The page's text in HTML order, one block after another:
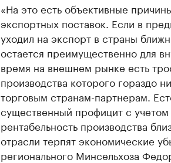
«На это есть объективные
экспортных поставок. Если в
уходил на экспорт в страны
остается преимущественно для
время на внешнем рынке есть
производства которого гораздо
торговым странам-партнерам.
существенный профицит с учетом
рентабельность производства
отрасли терпят экономические
регионального Минсельхоза